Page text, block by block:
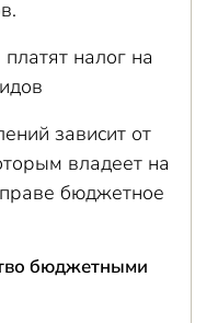
налог на
зависит от
владеет на
бюджетное
бюджетными